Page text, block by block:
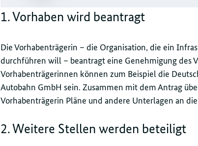
1. Vorhaben wird beantragt
Die Vorhabenträgerin – die Organisation, die ein
durchführen will – beantragt eine Genehmigung des
Vorhabenträgerinnen können zum Beispiel die
Autobahn GmbH sein. Zusammen mit dem Antrag
Vorhabenträgerin Pläne und andere Unterlagen an
2. Weitere Stellen werden beteiligt